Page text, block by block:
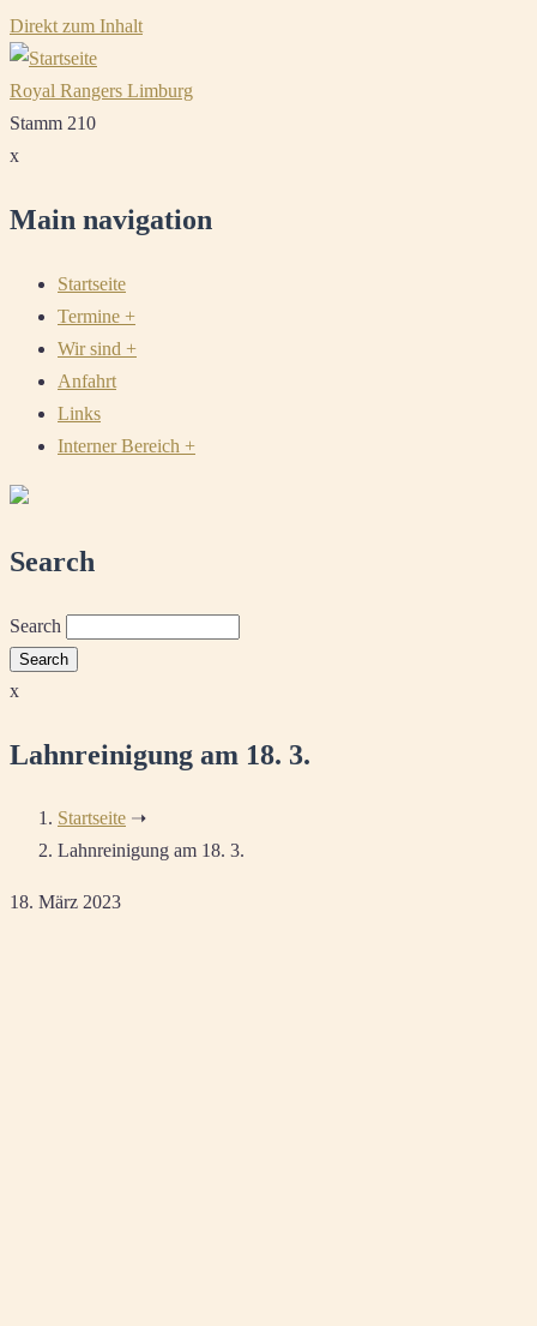
Direkt zum Inhalt
Royal Rangers Limburg
Stamm 210
x
Main navigation
Startseite
Termine +
Wir sind +
Anfahrt
Links
Interner Bereich +
Search
Search
x
Lahnreinigung am 18. 3.
Startseite ➝
Lahnreinigung am 18. 3.
18. März 2023